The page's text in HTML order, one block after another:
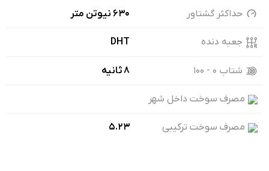
حداکثر گشتاور 630 نیوتن متر
جعبه دنده DHT
شتاب ۰ - ۱۰۰ 8 ثانیه
مصرف سوخت داخل شهر
مصرف سوخت ترکیبی 5.23